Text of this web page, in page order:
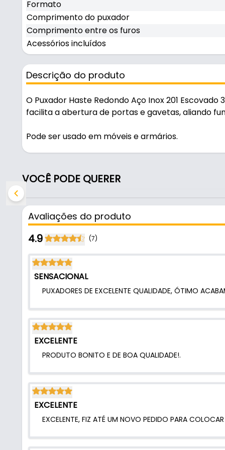
Formato
Comprimento do puxador
Comprimento entre os furos
Acessórios incluídos
Descrição do produto
O Puxador Haste Redondo Aço Inox 201
facilita a abertura de portas e gavetas, aliando
Pode ser usado em móveis e armários.
Características:
- Modelo: Haste
- Material: Aço Inox 201
- Acabamento: Escovado
- Formato: Redondo
- Comprimento do puxador: 50 Cm - (500 mm)
- Comprimento entre os furos: 32 Cm - (320 mm)
- Acessórios incluídos: Parafusos
Conteúdo da Embalagem:
- 01 Puxador Haste - Renna.
- Parafusos de Fixação.
VOCÊ PODE QUERER
Avaliações do produto
4.9 (7)
SENSACIONAL
PUXADORES DE EXCELENTE QUALIDADE, ÓTIMO
EXCELENTE
PRODUTO BONITO E DE BOA QUALIDADE!.
EXCELENTE
EXCELENTE, FIZ ATÉ UM NOVO PEDIDO PARA